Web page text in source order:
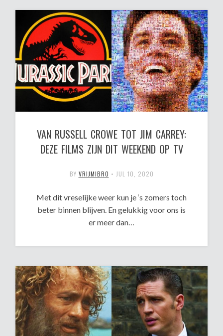
VAN RUSSELL CROWE TOT JIM CARREY:
DEZE FILMS ZIJN DIT WEEKEND OP TV
BY VRIJMIBRO • JUL 10, 2020
Met dit vreselijke weer kun je ‘s zomers toch
beter binnen blijven. En gelukkig voor ons is
er meer dan…